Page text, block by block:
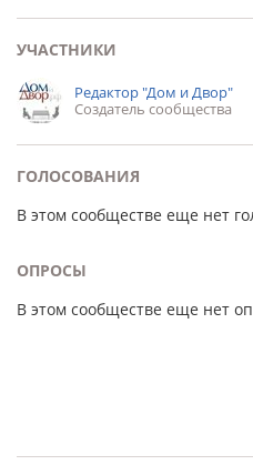
УЧАСТНИКИ
Редактор "Дом и Двор"
Создатель сообщества
ГОЛОСОВАНИЯ
В этом сообществе еще нет
ОПРОСЫ
В этом сообществе еще нет